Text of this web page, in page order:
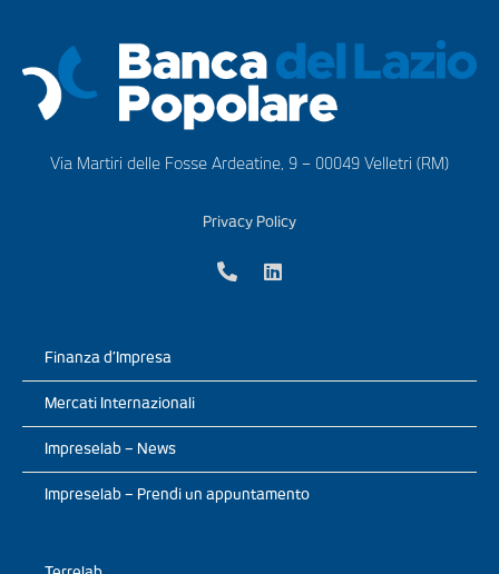
Via Martiri delle Fosse Ardeatine, 9 – 00049 Velletri (RM)
Privacy Policy
Finanza d’Impresa
Mercati Internazionali
Impreselab – News
Impreselab – Prendi un appuntamento